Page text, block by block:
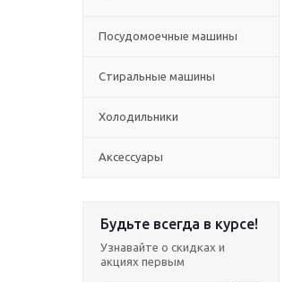
Посудомоечные машины
Стиральные машины
Холодильники
Аксессуары
Будьте всегда в курсе!
Узнавайте о скидках и
акциях первым